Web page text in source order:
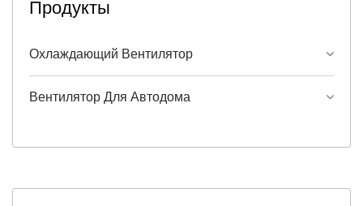
Продукты
Охлаждающий Вентилятор
Вентилятор Для Автодома